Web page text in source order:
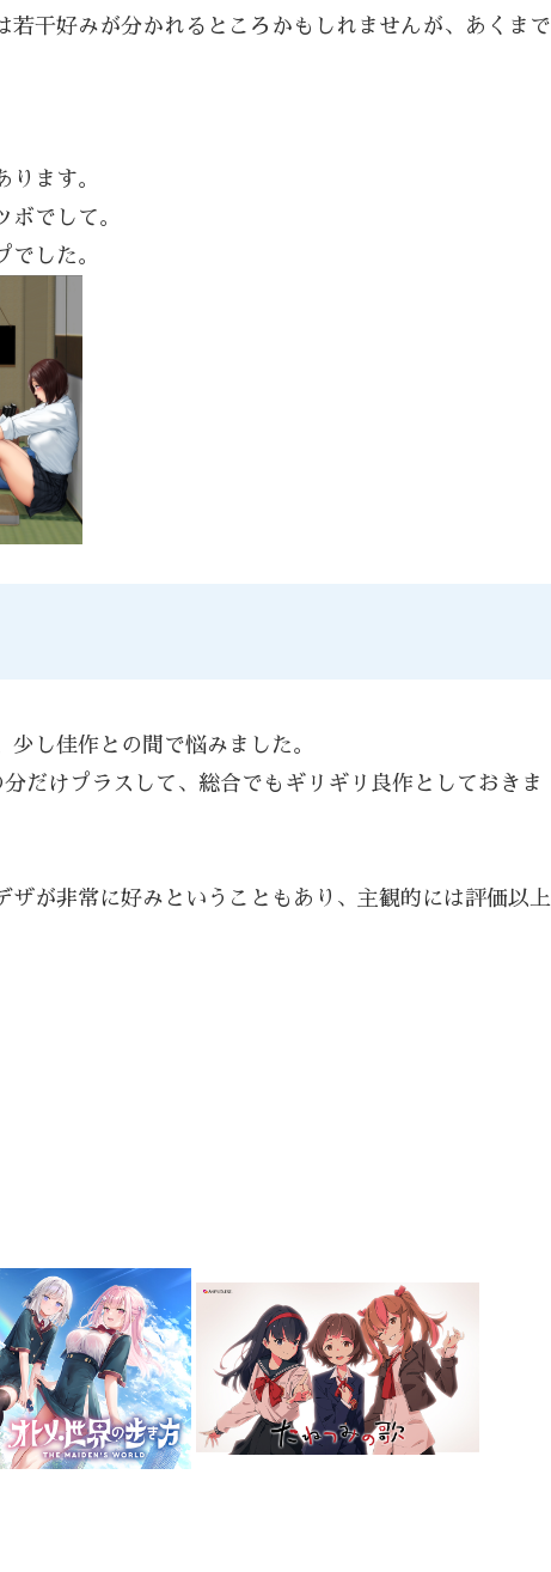
若干好みが分かれるところかもしれませんが、あくまで
ます。
でして。
した。
し佳作との間で悩みました。
だけプラスして、総合でもギリギリ良作としておきま
ザが非常に好みということもあり、主観的には評価以上